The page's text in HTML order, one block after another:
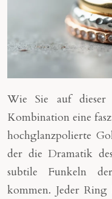
Wie Sie auf dieser
Kombination eine
hochglanzpolierte
der die Dramatik
subtile Funkeln
kommen. Jeder